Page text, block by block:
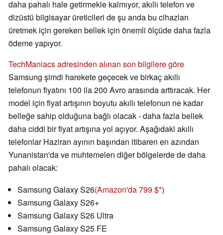
daha pahalı hale getirmekle kalmıyor, akıllı telefon ve
dizüstü bilgisayar üreticileri de şu anda bu cihazları
üretmek için gereken bellek için önemli ölçüde daha fazla
ödeme yapıyor.
TechManiacs adresinden alınan son bilgilere göre
Samsung şimdi harekete geçecek ve birkaç akıllı
telefonun fiyatını 100 ila 200 Avro arasında arttıracak. Her
model için fiyat artışının boyutu akıllı telefonun ne kadar
belleğe sahip olduğuna bağlı olacak - daha fazla bellek
daha ciddi bir fiyat artışına yol açıyor. Aşağıdaki akıllı
telefonlar Haziran ayının başından itibaren en azından
Yunanistan'da ve muhtemelen diğer bölgelerde de daha
pahalı olacak:
Samsung Galaxy S26(Amazon'da 799 $ )
Samsung Galaxy S26+
Samsung Galaxy S26 Ultra
Samsung Galaxy S25 FE